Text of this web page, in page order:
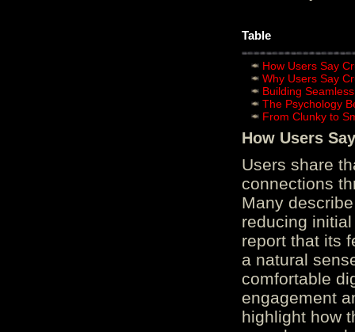
Table
How Users Say
Why Users Say
Building
The Psychology
From Clunky to
How Users
Users share
connections
Many
reducing
report that its
a natural
comfortable
engagement
highlight how